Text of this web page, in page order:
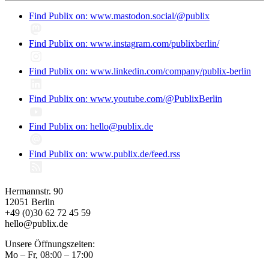
Find Publix on: www.mastodon.social/@publix
Find Publix on: www.instagram.com/publixberlin/
Find Publix on: www.linkedin.com/company/publix-berlin
Find Publix on: www.youtube.com/@PublixBerlin
Find Publix on: hello@publix.de
Find Publix on: www.publix.de/feed.rss
Hermannstr. 90
12051 Berlin
+49 (0)30 62 72 45 59
hello@publix.de
Unsere Öffnungszeiten:
Mo – Fr, 08:00 – 17:00